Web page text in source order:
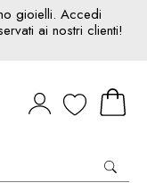
gioielli. Accedi
ai nostri clienti!